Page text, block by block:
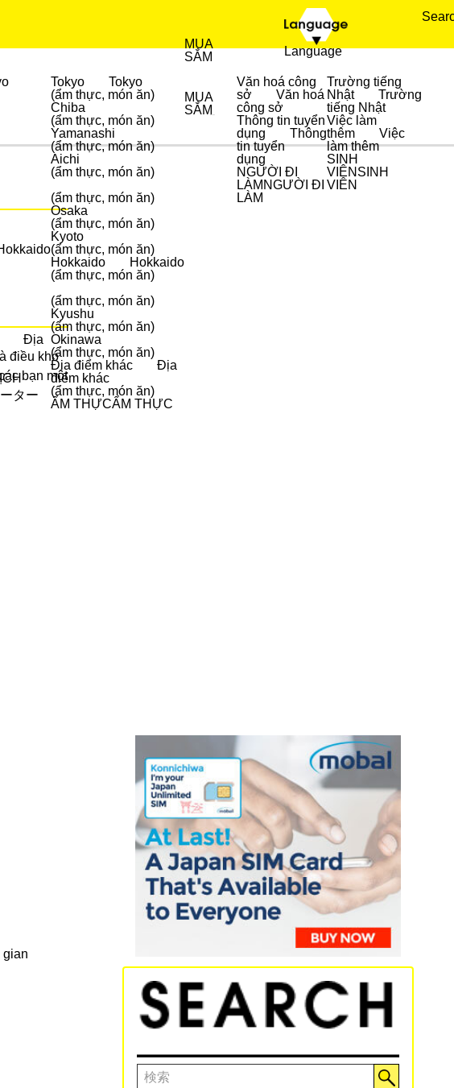
Địa
Tokyo
Tokyo
(ẩm thực, món ăn)
Chiba
(ẩm thực, món ăn)
Yamanashi
(ẩm thực, món ăn)
Aichi
(ẩm thực, món ăn)
(ẩm thực, món ăn)
Osaka
(ẩm thực, món ăn)
Kyoto
(ẩm thực, món ăn)
Hokkaido
Hokkaido
(ẩm thực, món ăn)
(ẩm thực, món ăn)
Kyushu
(ẩm thực, món ăn)
Okinawa
(ẩm thực, món ăn)
Địa điểm khác
Địa
điểm khác
(ẩm thực, món ăn)
ẨM THỰCẨM THỰC
MUA
SẮM
MUA
SẮM
Văn hoá công
sở
Văn hoá
công sở
Thông tin tuyển
dụng
Thông
tin tuyển
dụng
NGƯỜI ĐI
LÀM NGƯỜI ĐI
LÀM
Trường tiếng
Nhật
Trường
tiếng Nhật
Việc làm
thêm
Việc
làm thêm
SINH
VIÊN SINH
VIÊN
Language
điều khó
bạn một
ター
gian